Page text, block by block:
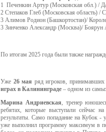
1 Печенкин Артур (Московская обл.) /
2 Степаков Глеб (Московская область)
3 Алимов Родион (Башкортостан)/
3 Зинченко Александр (Москва)/ Боярун
По итогам 2025 года были также
Уже 26 мая ряд игроков, принимавших
играх в Калининграде – одном из
Марина Андриевская, тренер
ребятах, которые выступали сейчас
результаты. Само попадание на Кубок
уже выполнил программу максимум в